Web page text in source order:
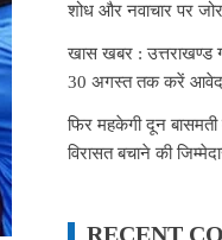
शोध और नवाचार पर जोर
खास खबर : उत्तराखण्ड
30 अगस्त तक करें
फिर महकेगी दून
विरासत बचाने की
RECENT